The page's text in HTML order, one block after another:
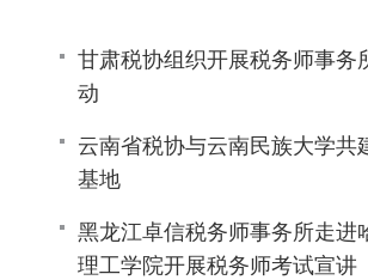
甘肃税协组织开展税务师事务
动
云南省税协与云南民族大学共
基地
黑龙江卓信税务师事务所走进
理工学院开展税务师考试宣讲